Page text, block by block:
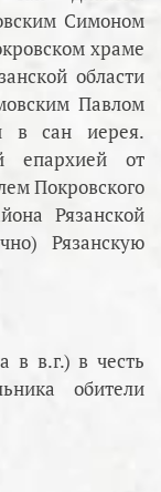
Симоном
храме
области
Павлом
в сан иерея.
епархией от
Покровского
Рязанской
Рязанскую
в в.г.) в честь
обители